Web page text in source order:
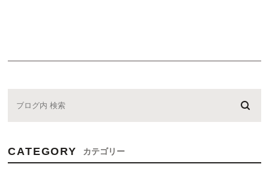
CATEGORY カテゴリー